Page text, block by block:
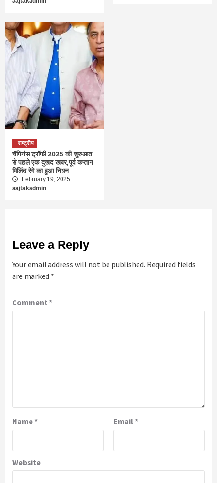
राष्ट्रीय
चैंपियंस ट्रॉफी 2025 की शुरुआत
से पहले एक दुखद खबर,पूर्व कप्तान
मिलिंद रेगे का हुआ निधन
February 19, 2025
aajtakadmin
Leave a Reply
Your email address will not be published. Required fields
are marked *
Comment *
Name* Email *
Website